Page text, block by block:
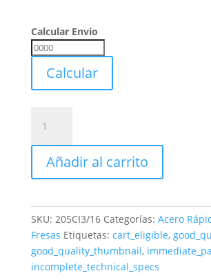
Calcular Envio
Calcular
Envio
Calcular
Cortes
Plana
Hss
Rapido
Ø3/16
Pulgada
(4,76mm)
cantidad
Añadir al carrito
SKU: 205CI3/16 Categorías: Acero
Fresas Etiquetas: cart_eligible,
good_quality_thumbnail,
incomplete_technical_specs